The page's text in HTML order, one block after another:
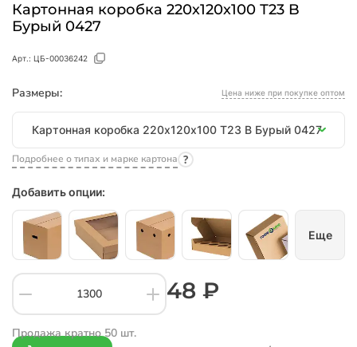
Картонная коробка 220х120х100 Т23 B
Бурый 0427
Арт.: ЦБ-00036242
Размеры: Цена ниже при покупке оптом
Размеры
Картонная коробка 220х120х100 Т23 B Бурый 0427
Подробнее о типах и марке картона
Добавить опции:
Еще
Продажа кратно 50 шт.
48 ₽